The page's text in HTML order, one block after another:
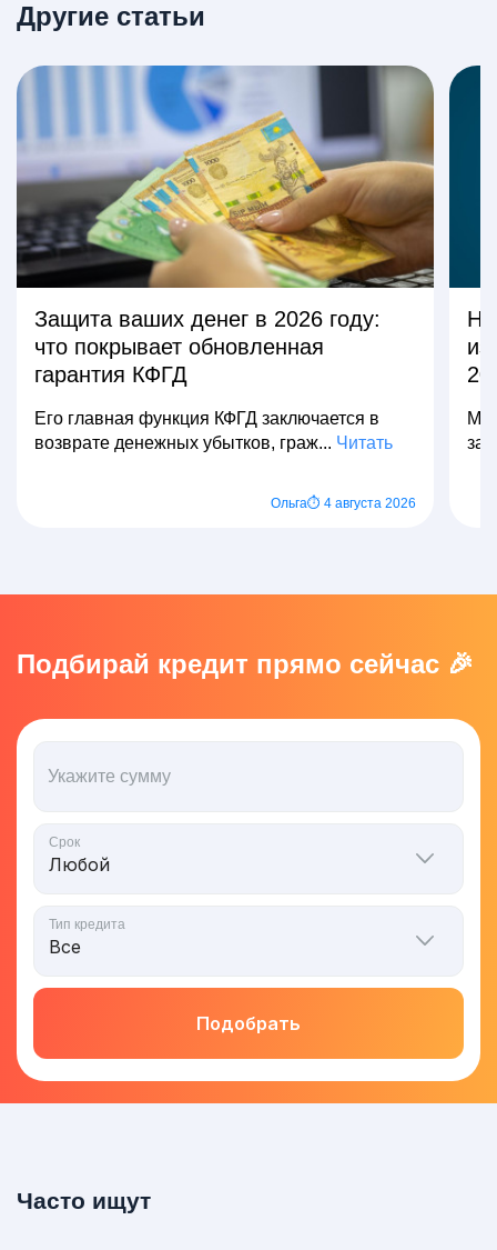
Другие статьи
Защита ваших денег в 2026 году:
что покрывает обновленная
гарантия КФГД
Его главная функция КФГД заключается в
возврате денежных убытков, граж... Читать
Ольга⏱ 4 августа 2026
Подбирай кредит прямо сейчас 🎉
Укажите сумму
Срок
Тип кредита
Подобрать
Часто ищут